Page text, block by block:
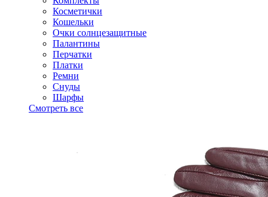
Косметички
Кошельки
Очки солнцезащитные
Палантины
Перчатки
Платки
Ремни
Снуды
Шарфы
Смотреть все